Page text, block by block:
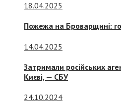
18.04.2025
Пожежа на Броварщині:
14.04.2025
Затримали російських
Києві, — СБУ
24.10.2024